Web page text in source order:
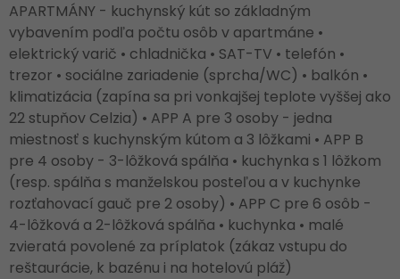
APARTMÁNY - kuchynský kút so základným
vybavením podľa počtu osôb v apartmáne •
elektrický varič • chladnička • SAT-TV • telefón •
trezor • sociálne zariadenie (sprcha/WC) • balkón •
klimatizácia (zapína sa pri vonkajšej teplote vyššej ako
22 stupňov Celzia) • APP A pre 3 osoby - jedna
miestnosť s kuchynským kútom a 3 lôžkami • APP B
pre 4 osoby - 3-lôžková spálňa • kuchynka s 1 lôžkom
(resp. spálňa s manželskou posteľou a v kuchynke
rozťahovací gauč pre 2 osoby) • APP C pre 6 osôb -
4-lôžková a 2-lôžková spálňa • kuchynka • malé
zvieratá povolené za príplatok (zákaz vstupu do
reštaurácie, k bazénu i na hotelovú pláž)